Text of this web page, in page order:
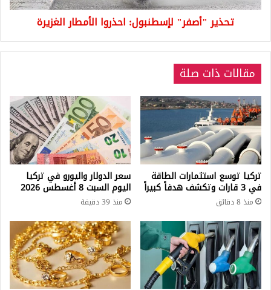
تحذير "أصفر" لإسطنبول: احذروا الأمطار الغزيرة
مقالات ذات صلة
تركيا توسع استثمارات الطاقة
في 3 قارات وتكشف هدفاً كبيراً
منذ 8 دقائق
سعر الدولار واليورو في تركيا
اليوم السبت 8 أغسطس 2026
منذ 39 دقيقة